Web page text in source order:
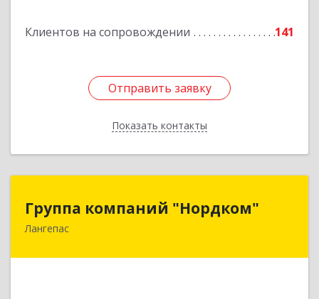
Клиентов на сопровождении 141
Отправить заявку
Показать контакты
Подробнее
Отправить заявку
Назад
Группа компаний "Нордком"
Лангепас
Группа компаний "Нордком"
628672, Тюменская обл, Лангепас г., Солнечная